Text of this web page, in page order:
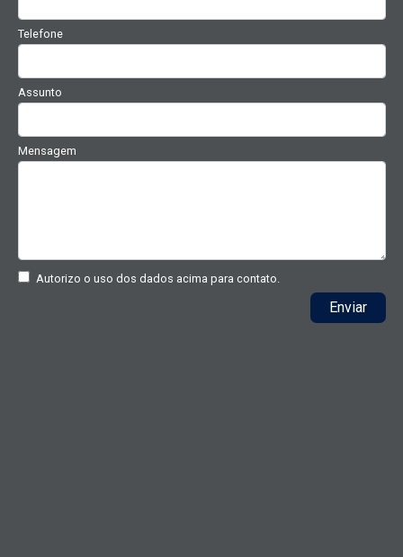
Telefone
Assunto
Mensagem
Autorizo o uso dos dados acima para contato.
Enviar